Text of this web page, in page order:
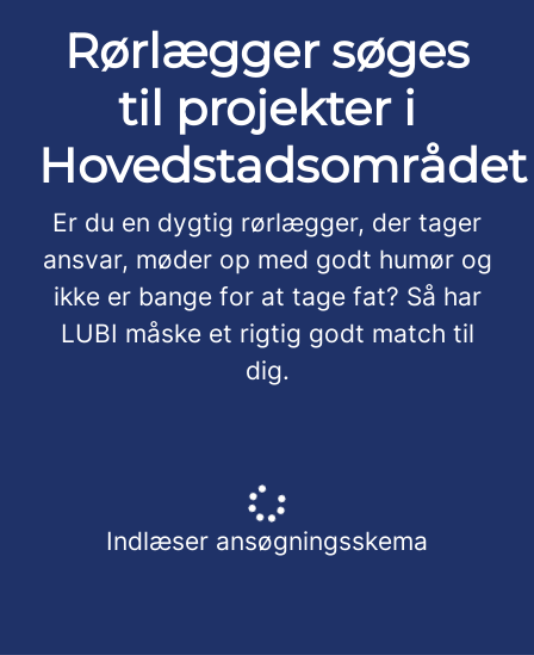
Rørlægger søges
til projekter i
Hovedstadsområdet
Er du en dygtig rørlægger, der tager
ansvar, møder op med godt humør og
ikke er bange for at tage fat? Så har
LUBI måske et rigtig godt match til
dig.
Indlæser ansøgningsskema